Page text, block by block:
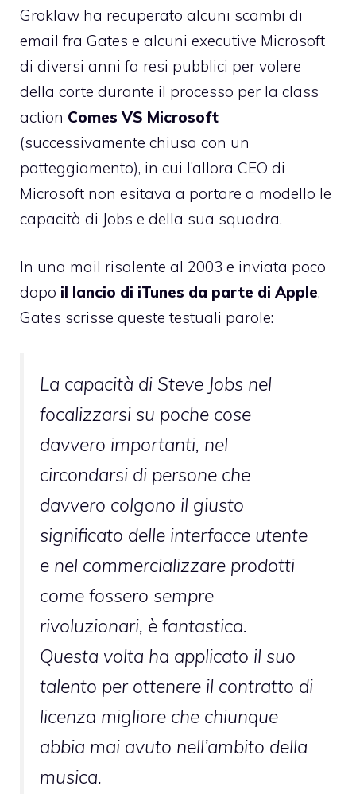
Groklaw ha recuperato alcuni scambi di
email fra Gates e alcuni executive Microsoft
di diversi anni fa resi pubblici per volere
della corte durante il processo per la class
action Comes VS Microsoft
(successivamente chiusa con un
patteggiamento), in cui l’allora CEO di
Microsoft non esitava a portare a modello le
capacità di Jobs e della sua squadra.
In una mail risalente al 2003 e inviata poco
dopo il lancio di iTunes da parte di Apple,
Gates scrisse queste testuali parole:
La capacità di Steve Jobs nel
focalizzarsi su poche cose
davvero importanti, nel
circondarsi di persone che
davvero colgono il giusto
significato delle interfacce utente
e nel commercializzare prodotti
come fossero sempre
rivoluzionari, è fantastica.
Questa volta ha applicato il suo
talento per ottenere il contratto di
licenza migliore che chiunque
abbia mai avuto nell’ambito della
musica.